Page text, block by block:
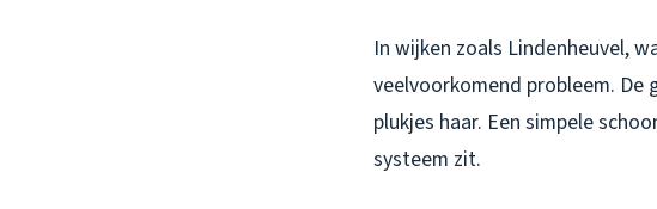
In wijken zoals Lindenheuvel,
veelvoorkomend probleem.
plukjes haar. Een simpele
systeem zit.